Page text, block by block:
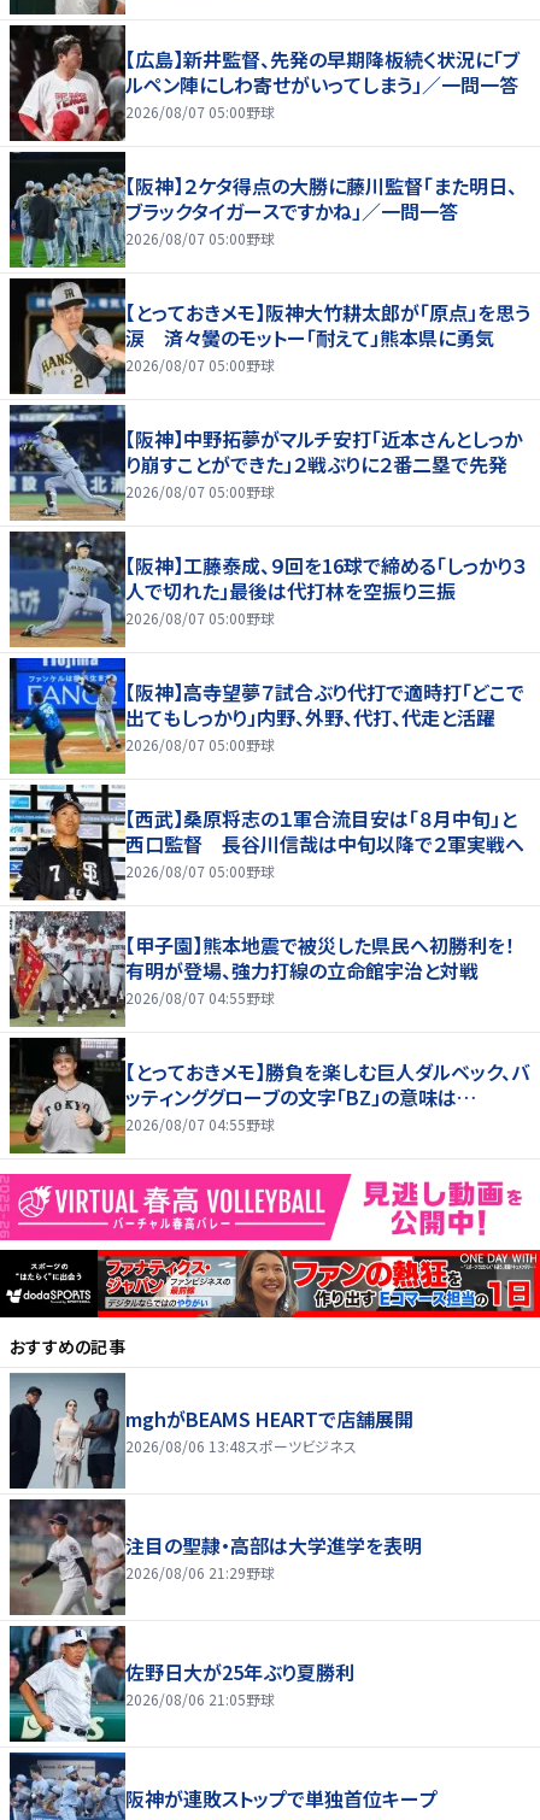
【広島】新井監督、先発の早期降板続く状況に「ブ
ルペン陣にしわ寄せがいってしまう」／一問一答
2026/08/07 05:00野球
【阪神】２ケタ得点の大勝に藤川監督「また明日、
ブラックタイガースですかね」／一問一答
2026/08/07 05:00野球
【とっておきメモ】阪神大竹耕太郎が「原点」を思う
涙 済々黌のモットー「耐えて」熊本県に勇気
2026/08/07 05:00野球
【阪神】中野拓夢がマルチ安打「近本さんとしっか
り崩すことができた」２戦ぶりに２番二塁で先発
2026/08/07 05:00野球
【阪神】工藤泰成、９回を16球で締める「しっかり３
人で切れた」最後は代打林を空振り三振
2026/08/07 05:00野球
【阪神】高寺望夢７試合ぶり代打で適時打「どこで
出てもしっかり」内野、外野、代打、代走と活躍
2026/08/07 05:00野球
【西武】桑原将志の１軍合流目安は「８月中旬」と
西口監督 長谷川信哉は中旬以降で２軍実戦へ
2026/08/07 05:00野球
【甲子園】熊本地震で被災した県民へ初勝利を！
有明が登場、強力打線の立命館宇治と対戦
2026/08/07 04:55野球
【とっておきメモ】勝負を楽しむ巨人ダルベック、バ
ッティンググローブの文字「BZ」の意味は…
2026/08/07 04:55野球
おすすめの記事
mghがBEAMS HEARTで店舗展開
2026/08/06 13:48スポーツビジネス
注目の聖隷・高部は大学進学を表明
2026/08/06 21:29野球
佐野日大が25年ぶり夏勝利
2026/08/06 21:05野球
阪神が連敗ストップで単独首位キープ